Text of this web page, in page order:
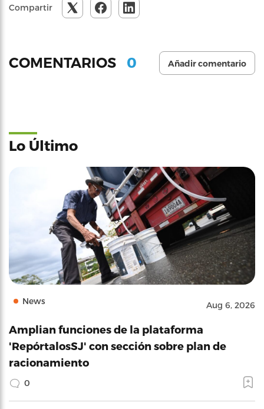
Compartir
COMENTARIOS 0 Añadir comentario
Lo Último
News Aug 6, 2026
Amplian funciones de la plataforma
'RepórtalosSJ' con sección sobre plan de
racionamiento
0